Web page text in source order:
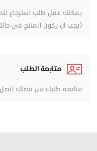
(يجب ان يكون المنتج في
متابعة الطلب
متابعه طلبك من فضلك اتصل بنا علي